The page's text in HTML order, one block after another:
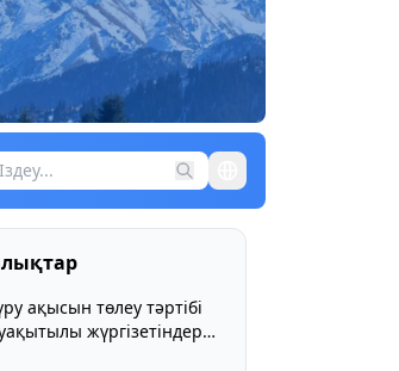
ақысын төлеу тәртібі
жүргізетіндер
бұрынғы деңгейде